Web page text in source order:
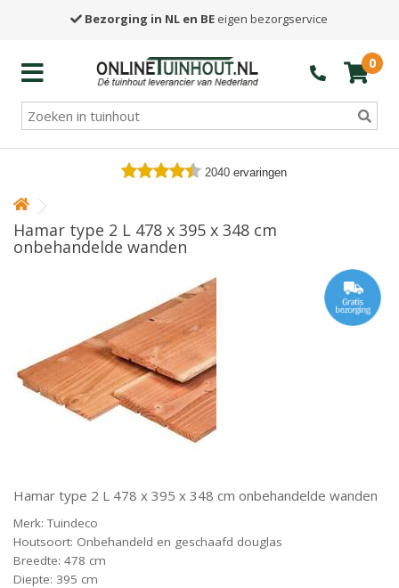
Bezorging in NL en BE eigen bezorgservice
0
2040 ervaringen
Hamar type 2 L 478 x 395 x 348 cm
onbehandelde wanden
Hamar type 2 L 478 x 395 x 348 cm onbehandelde wanden
Merk: Tuindeco
Houtsoort: Onbehandeld en geschaafd douglas
Breedte: 478 cm
Diepte: 395 cm